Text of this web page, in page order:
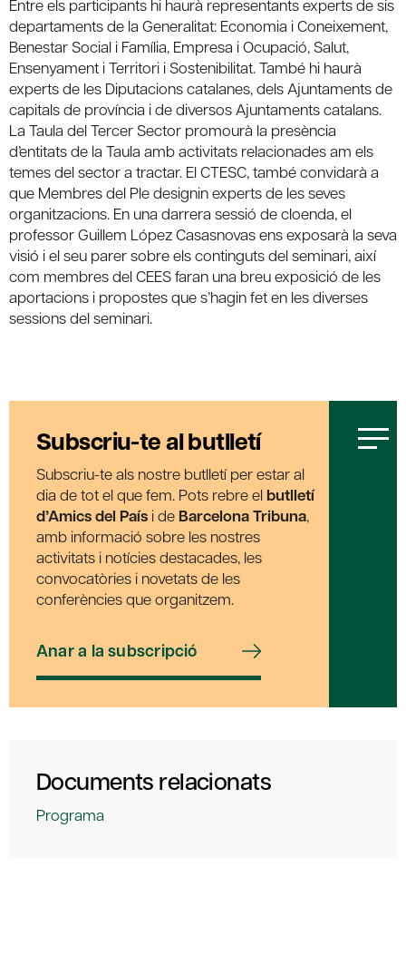
Entre els participants hi haurà representants experts de sis
departaments de la Generalitat: Economia i Coneixement,
Benestar Social i Família, Empresa i Ocupació, Salut,
Ensenyament i Territori i Sostenibilitat. També hi haurà
experts de les Diputacions catalanes, dels Ajuntaments de
capitals de província i de diversos Ajuntaments catalans.
La Taula del Tercer Sector promourà la presència
d’entitats de la Taula amb activitats relacionades am els
temes del sector a tractar. El CTESC, també convidarà a
que Membres del Ple designin experts de les seves
organitzacions. En una darrera sessió de cloenda, el
professor Guillem López Casasnovas ens exposarà la seva
visió i el seu parer sobre els continguts del seminari, així
com membres del CEES faran una breu exposició de les
aportacions i propostes que s’hagin fet en les diverses
sessions del seminari.
Subscriu-te al butlletí
Subscriu-te als nostre butlletí per estar al
dia de tot el que fem. Pots rebre el butlletí
d’Amics del País i de Barcelona Tribuna,
amb informació sobre les nostres
activitats i notícies destacades, les
convocatòries i novetats de les
conferències que organitzem.
Anar a la subscripció
Documents relacionats
Programa